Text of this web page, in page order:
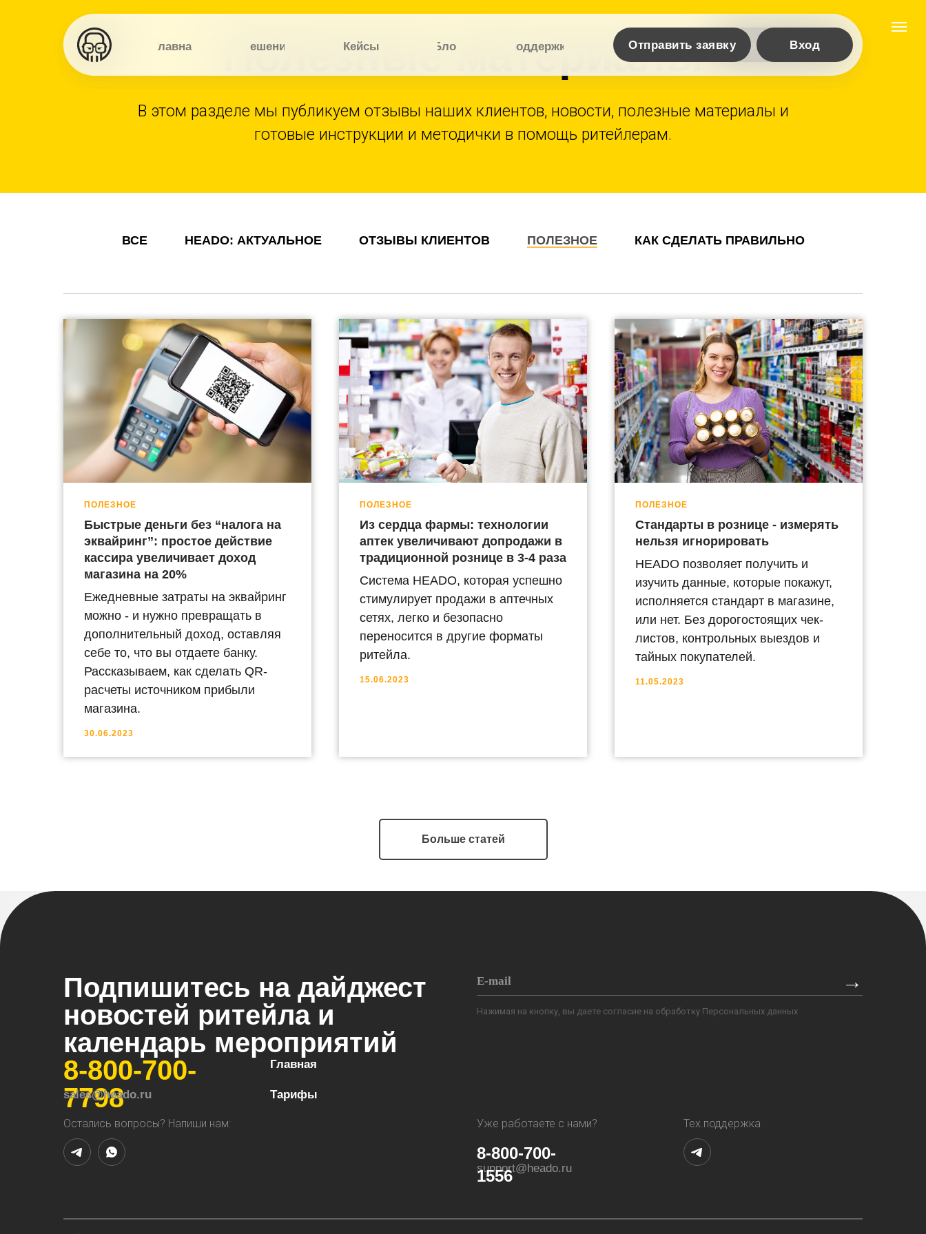
Отправить заявку
Вход
Отправить заявку
Поддержка
Блог
Кейсы
Решения
Главная Полезные материалы
В этом разделе мы публикуем отзывы наших клиентов, новости, полезные материалы и
готовые инструкции и методички в помощь ритейлерам.
ВСЕ HEADO: АКТУАЛЬНОЕ ОТЗЫВЫ КЛИЕНТОВ ПОЛЕЗНОЕ КАК СДЕЛАТЬ ПРАВИЛЬНО
ПОЛЕЗНОЕ
Быстрые деньги без “налога на
эквайринг”: простое действие
кассира увеличивает доход
магазина на 20%
Ежедневные затраты на эквайринг
можно - и нужно превращать в
дополнительный доход, оставляя
себе то, что вы отдаете банку.
Рассказываем, как сделать QR-
расчеты источником прибыли
магазина.
30.06.2023
ПОЛЕЗНОЕ
Из сердца фармы: технологии
аптек увеличивают допродажи в
традиционной рознице в 3-4 раза
Система HEADO, которая успешно
стимулирует продажи в аптечных
сетях, легко и безопасно
переносится в другие форматы
ритейла.
15.06.2023
ПОЛЕЗНОЕ
Стандарты в рознице - измерять
нельзя игнорировать
HEADO позволяет получить и
изучить данные, которые покажут,
исполняется стандарт в магазине,
или нет. Без дорогостоящих чек-
листов, контрольных выездов и
тайных покупателей.
11.05.2023
Больше статей
Подпишитесь на дайджест
новостей ритейла и
календарь мероприятий
Остались вопросы? Напиши нам:
8-800-700-
7798
sales@heado.ru
Уже работаете с нами?
Главная
Тарифы
Тех.поддержка
support@heado.ru
8-800-700-
1556
→
Нажимая на кнопку, вы даете согласие на обработку Персональных данных